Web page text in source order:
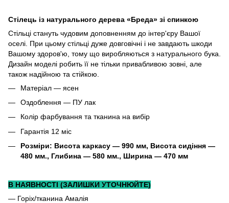
Стілець із натурального дерева «Бреда» зі спинкою
Стільці стануть чудовим доповненням до інтер'єру Вашої
оселі. При цьому стільці дуже довговічні і не завдають шкоди
Вашому здоров'ю, тому що виробляються з натурального бука.
Дизайн моделі робить її не тільки привабливою зовні, але
також надійною та стійкою.
Матеріал ― ясен
Оздоблення ― ПУ лак
Колір фарбування та тканина на вибір
Гарантія 12 міс
Розміри: Висота каркасу ― 990 мм, Висота сидіння ―
480 мм., Глибина ― 580 мм., Ширина ― 470 мм
В НАЯВНОСТІ (ЗАЛИШКИ УТОЧНЮЙТЕ)
― Горіх/тканина Амалія